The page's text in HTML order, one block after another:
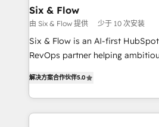
Certified
Empiezas a ver resultados antes
mes. 🏆 HubSpot Partner of the Year 2022, máximo
reconocimiento del ecosistema.
Partner, el nivel más alto. +700 clientes
Hospital ABC, Hogares Unión,
MacStore, Café Britt, Bella Piel,
Six & Flow
由 Six & Flow 提供 少于 10 次安装
Six & Flow is an AI-first
RevOps partner helping
Operating across the UK,
Canada, we’ve delivered
HubSpot projects for mid-
解决方案合作伙伴5.0